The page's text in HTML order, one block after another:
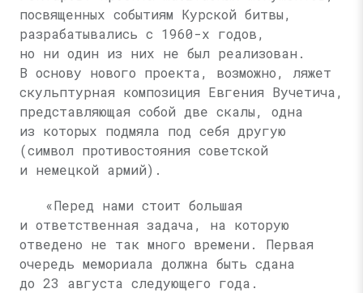
посвященных событиям Курской битвы,
разрабатывались с 1960-х годов,
но ни один из них не был реализован.
В основу нового проекта, возможно, ляжет
скульптурная композиция Евгения Вучетича,
представляющая собой две скалы, одна
из которых подмяла под себя другую
(символ противостояния советской
и немецкой армий).
«Перед нами стоит большая
и ответственная задача, на которую
отведено не так много времени. Первая
очередь мемориала должна быть сдана
до 23 августа следующего года.